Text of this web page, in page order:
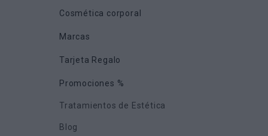
Cosmética corporal
Marcas
Tarjeta Regalo
Promociones %
Tratamientos de Estética
Blog